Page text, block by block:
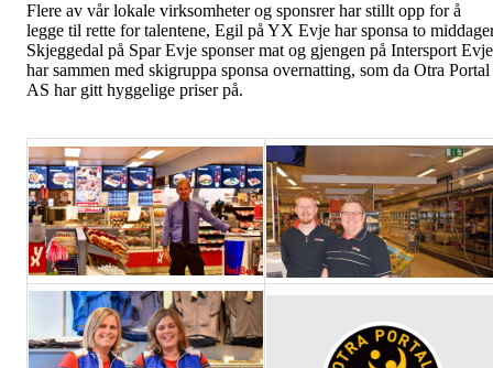
Flere av vår lokale virksomheter og sponsrer har stillt opp for å
legge til rette for talentene, Egil på YX Evje har sponsa to
Skjeggedal på Spar Evje sponser mat og gjengen på Intersport Evje
har sammen med skigruppa sponsa overnatting, som da Otra Portal
AS har gitt hyggelige priser på.